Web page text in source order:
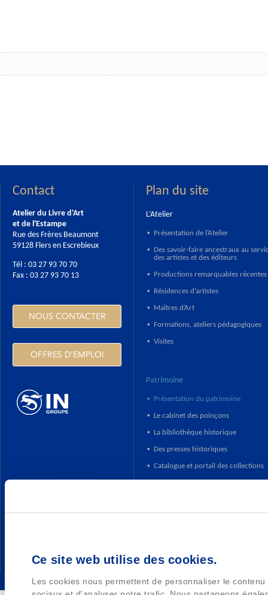
Ce site web utilise des cookies.
Les cookies nous permettent de personnaliser le
Contact
Atelier du Livre d'Art
et de l'Estampe
Rue des Frères Beaumont
59128 Flers en Escrebieux
Tél : 03 27 93 70 70
Fax : 03 27 93 70 13
NOUS CONTACTER
OFFRES D'EMPLOI
Plan du site
L’Atelier
• Présentation de l’Atelier
•
Des savoir-faire ancestraux au
des artistes et des éditeurs
• Productions remarquables récentes
• Résidences d’artistes
• Maîtres d’Art
• Formations, ateliers pédagogiques
• Visites
Patrimoine
• Présentation du patrimoine
• Le cabinet des poinçons
• La bibliothèque historique
• Des presses historiques
• Catalogue et portail des collections